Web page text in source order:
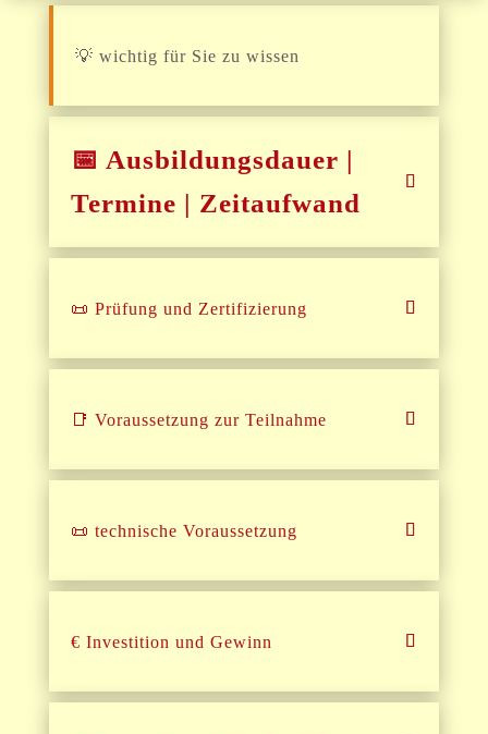
💡 wichtig für Sie zu wissen
📅 Ausbildungsdauer |
Termine | Zeitaufwand
📜 Prüfung und Zertifizierung
📑 Voraussetzung zur Teilnahme
📜 technische Voraussetzung
€ Investition und Gewinn